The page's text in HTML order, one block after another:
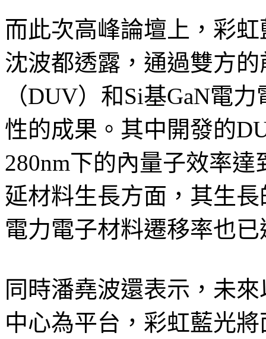
而此次高峰論壇上，彩
沈波都透露，通過雙方
（DUV）和Si基GaN電
性的成果。其中開發的
280nm下的內量子效率達
延材料生長方面，其生
電力電子材料遷移率也
同時潘堯波還表示，未
中心為平台，彩虹藍光